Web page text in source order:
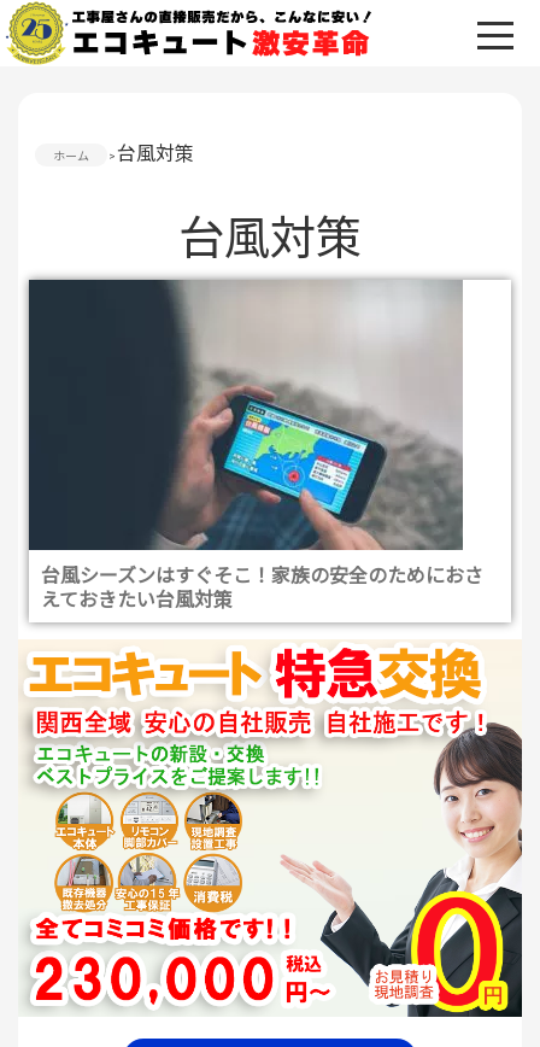
ホーム 台風対策
台風対策
台風シーズンはすぐそこ！家族の安全のためにおさ
えておきたい台風対策